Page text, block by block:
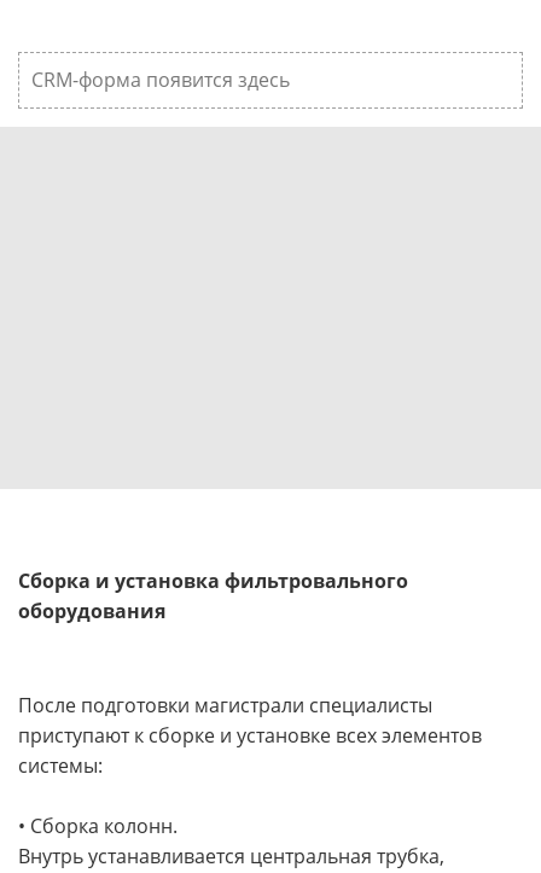
CRM-форма появится здесь
Сборка и установка фильтровального
оборудования
После подготовки магистрали специалисты
приступают к сборке и установке всех элементов
системы:
• Сборка колонн.
Внутрь устанавливается центральная трубка,